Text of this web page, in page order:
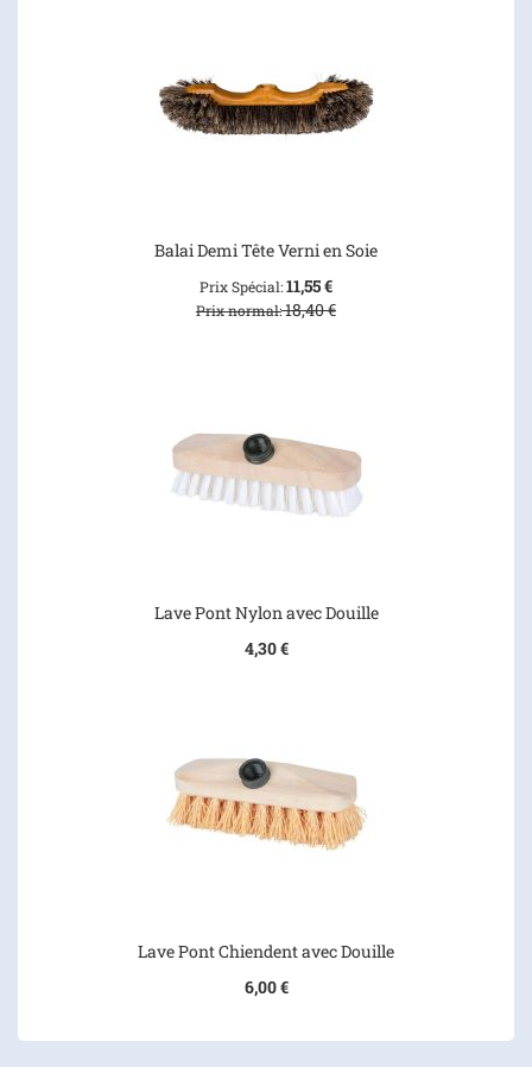
Balai Demi Tête Verni en Soie
Prix Spécial 11,55 €
Prix normal 18,40 €
Lave Pont Nylon avec Douille
4,30 €
Lave Pont Chiendent avec Douille
6,00 €